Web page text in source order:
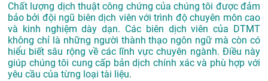
Chất lượng dịch thuật công chứng của chúng tôi được đảm
bảo bởi đội ngũ biên dịch viên với trình độ chuyên môn cao
và kinh nghiệm dày dạn. Các biên dịch viên của DTMT
không chỉ là những người thành thạo ngôn ngữ mà còn có
hiểu biết sâu rộng về các lĩnh vực chuyên ngành. Điều này
giúp chúng tôi cung cấp bản dịch chính xác và phù hợp với
yêu cầu của từng loại tài liệu.